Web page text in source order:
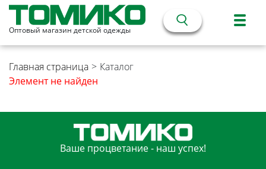
Оптовый магазин детской одежды
Главная страница > Каталог
Элемент не найден
Ваше процветание - наш успех!